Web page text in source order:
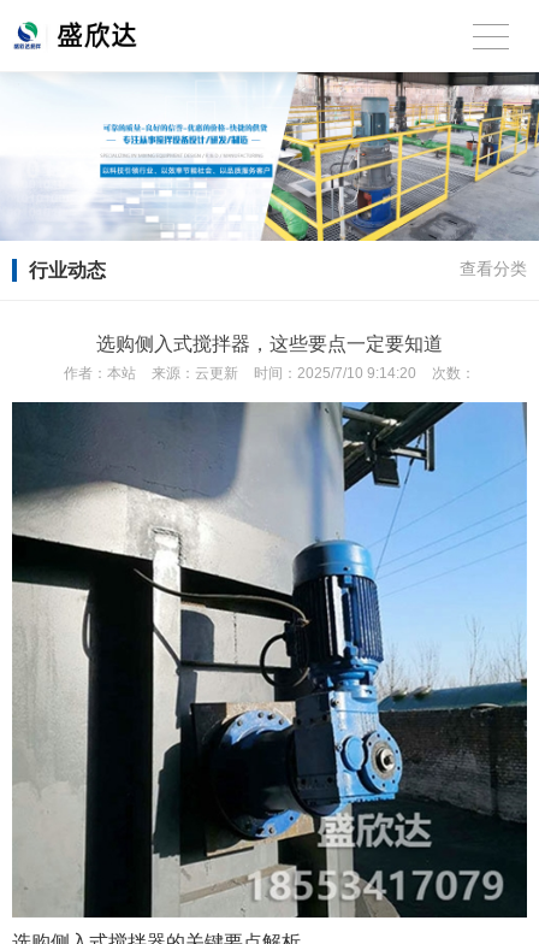
行业动态 查看分类
选购侧入式搅拌器，这些要点一定要知道
作者： 本站 来源： 云更新 时间： 2025/7/10 9:14:20 次数：